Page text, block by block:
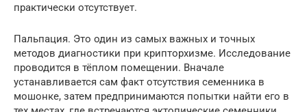
практически отсутствует.
Пальпация. Это один из самых важных и точных
методов диагностики при крипторхизме. Исследование
проводится в тёплом помещении. Вначале
устанавливается сам факт отсутствия семенника в
мошонке, затем предпринимаются попытки найти его в